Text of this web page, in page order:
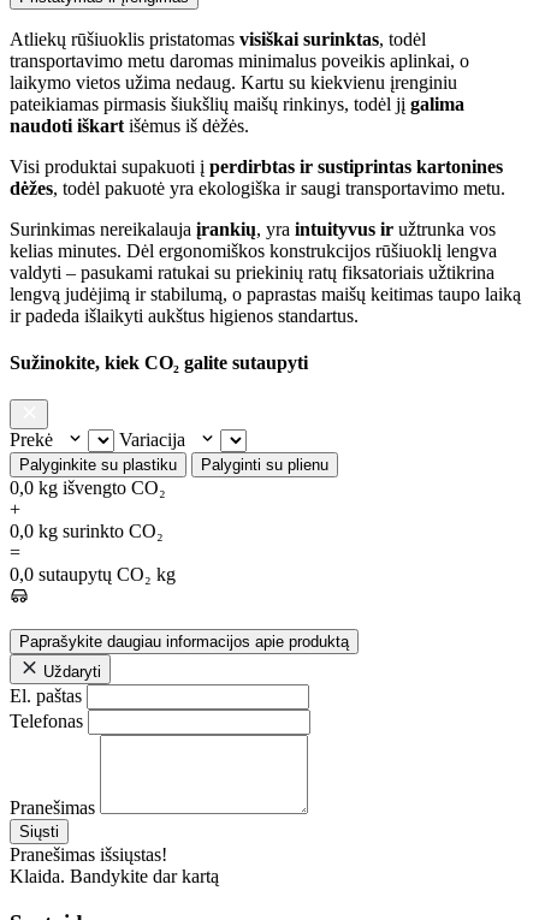
Atliekų rūšiuoklis pristatomas visiškai surinktas, todėl
transportavimo metu daromas minimalus poveikis aplinkai, o
laikymo vietos užima nedaug. Kartu su kiekvienu įrenginiu
pateikiamas pirmasis šiukšlių maišų rinkinys, todėl jį galima
naudoti iškart išėmus iš dėžės.
Visi produktai supakuoti į perdirbtas ir sustiprintas kartonines
dėžes, todėl pakuotė yra ekologiška ir saugi transportavimo metu.
Surinkimas nereikalauja įrankių, yra intuityvus ir užtrunka vos
kelias minutes. Dėl ergonomiškos konstrukcijos rūšiuoklį lengva
valdyti – pasukami ratukai su priekinių ratų fiksatoriais užtikrina
lengvą judėjimą ir stabilumą, o paprastas maišų keitimas taupo laiką
ir padeda išlaikyti aukštus higienos standartus.
Sužinokite, kiek CO₂ galite sutaupyti
Prekė Variacija
Palyginkite su plastiku Palyginti su plienu
0,0 kg išvengto CO₂
+
0,0 kg surinkto CO₂
=
0,0 sutaupytų CO₂ kg
Paprašykite daugiau informacijos apie produktą
Uždaryti
El. paštas
Telefonas
Pranešimas
Siųsti
Pranešimas išsiųstas!
Klaida. Bandykite dar kartą